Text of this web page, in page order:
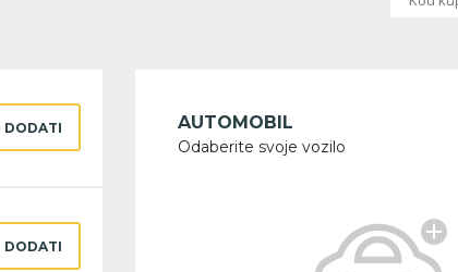
DODATI
DODATI
AUTOMOBIL
Odaberite svoje vozilo